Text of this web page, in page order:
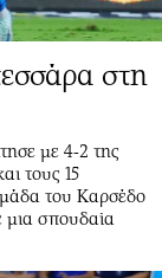
στη
με 4-2 της
τους 15
του Καρσέδο
μια σπουδαία